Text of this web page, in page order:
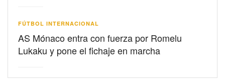
FÚTBOL INTERNACIONAL
AS Mónaco entra con fuerza por Romelu
Lukaku y pone el fichaje en marcha